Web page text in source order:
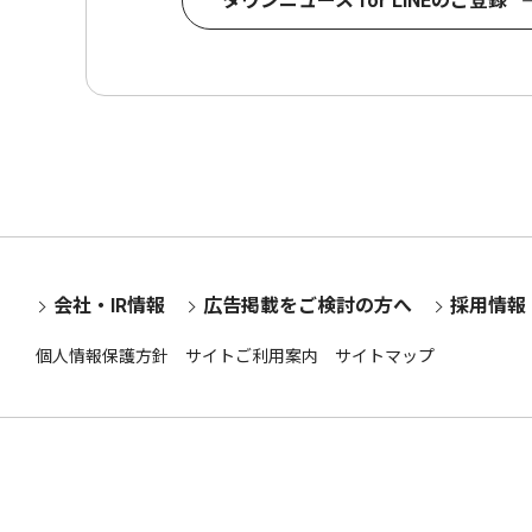
会社・IR情報 広告掲載をご検討の方へ 採用情報
個人情報保護方針 サイトご利用案内 サイトマップ